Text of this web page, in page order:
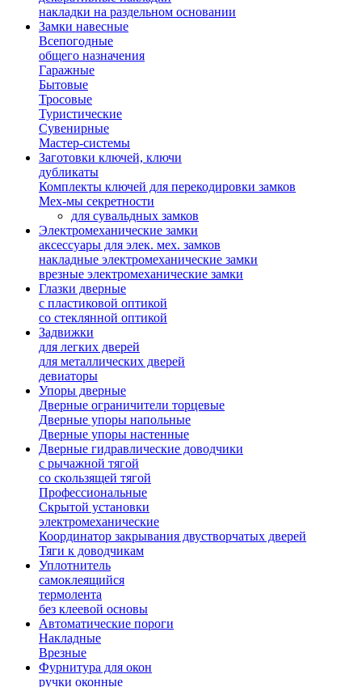
накладки на раздельном основании
Замки навесные
Всепогодные
общего назначения
Гаражные
Бытовые
Тросовые
Туристические
Сувенирные
Мастер-системы
Заготовки ключей, ключи
дубликаты
Комплекты ключей для перекодировки замков
Мех-мы секретности
для сувальдных замков
Электромеханические замки
аксессуары для элек. мех. замков
накладные электромеханические замки
врезные электромеханические замки
Глазки дверные
с пластиковой оптикой
со стеклянной оптикой
Задвижки
для легких дверей
для металлических дверей
девиаторы
Упоры дверные
Дверные ограничители торцевые
Дверные упоры напольные
Дверные упоры настенные
Дверные гидравлические доводчики
с рычажной тягой
со скользящей тягой
Профессиональные
Скрытой установки
электромеханические
Координатор закрывания двустворчатых дверей
Тяги к доводчикам
Уплотнитель
самоклеящийся
термолента
без клеевой основы
Автоматические пороги
Накладные
Врезные
Фурнитура для окон
ручки оконные